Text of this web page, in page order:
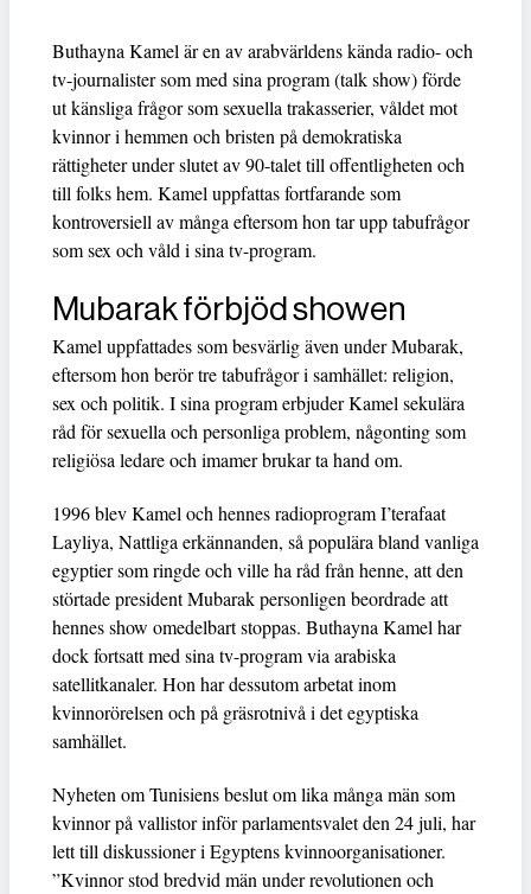
Buthayna Kamel är en av arabvärldens kända radio- och
tv-journalister som med sina program (talk show) förde
ut känsliga frågor som sexuella trakasserier, våldet mot
kvinnor i hemmen och bristen på demokratiska
rättigheter under slutet av 90-talet till offentligheten och
till folks hem. Kamel uppfattas fortfarande som
kontroversiell av många eftersom hon tar upp tabufrågor
som sex och våld i sina tv-program.
Mubarak förbjöd showen
Kamel uppfattades som besvärlig även under Mubarak,
eftersom hon berör tre tabufrågor i samhället: religion,
sex och politik. I sina program erbjuder Kamel sekulära
råd för sexuella och personliga problem, någonting som
religiösa ledare och imamer brukar ta hand om.
1996 blev Kamel och hennes radioprogram I’terafaat
Layliya, Nattliga erkännanden, så populära bland vanliga
egyptier som ringde och ville ha råd från henne, att den
störtade president Mubarak personligen beordrade att
hennes show omedelbart stoppas. Buthayna Kamel har
dock fortsatt med sina tv-program via arabiska
satellitkanaler. Hon har dessutom arbetat inom
kvinnorörelsen och på gräsrotnivå i det egyptiska
samhället.
Nyheten om Tunisiens beslut om lika många män som
kvinnor på vallistor inför parlamentsvalet den 24 juli, har
lett till diskussioner i Egyptens kvinnoorganisationer.
”Kvinnor stod bredvid män under revolutionen och